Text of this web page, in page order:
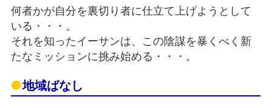
何者かが自分を裏切り者に仕立て上げようとして
いる・・・。
それを知ったイーサンは、この陰謀を暴くべく新
たなミッションに挑み始める・・・。
地域ばなし